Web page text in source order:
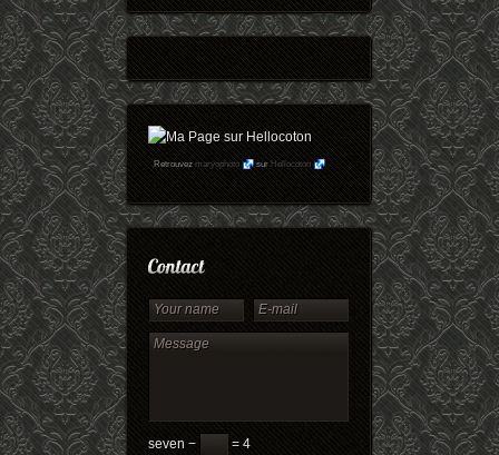
Retrouvezmaryophoto surHellocoton
seven − = 4